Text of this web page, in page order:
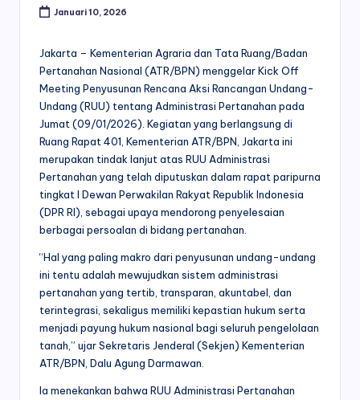
Januari 10, 2026
Jakarta – Kementerian Agraria dan Tata Ruang/Badan
Pertanahan Nasional (ATR/BPN) menggelar Kick Off
Meeting Penyusunan Rencana Aksi Rancangan Undang-
Undang (RUU) tentang Administrasi Pertanahan pada
Jumat (09/01/2026). Kegiatan yang berlangsung di
Ruang Rapat 401, Kementerian ATR/BPN, Jakarta ini
merupakan tindak lanjut atas RUU Administrasi
Pertanahan yang telah diputuskan dalam rapat paripurna
tingkat I Dewan Perwakilan Rakyat Republik Indonesia
(DPR RI), sebagai upaya mendorong penyelesaian
berbagai persoalan di bidang pertanahan.
“Hal yang paling makro dari penyusunan undang-undang
ini tentu adalah mewujudkan sistem administrasi
pertanahan yang tertib, transparan, akuntabel, dan
terintegrasi, sekaligus memiliki kepastian hukum serta
menjadi payung hukum nasional bagi seluruh pengelolaan
tanah,” ujar Sekretaris Jenderal (Sekjen) Kementerian
ATR/BPN, Dalu Agung Darmawan.
Ia menekankan bahwa RUU Administrasi Pertanahan